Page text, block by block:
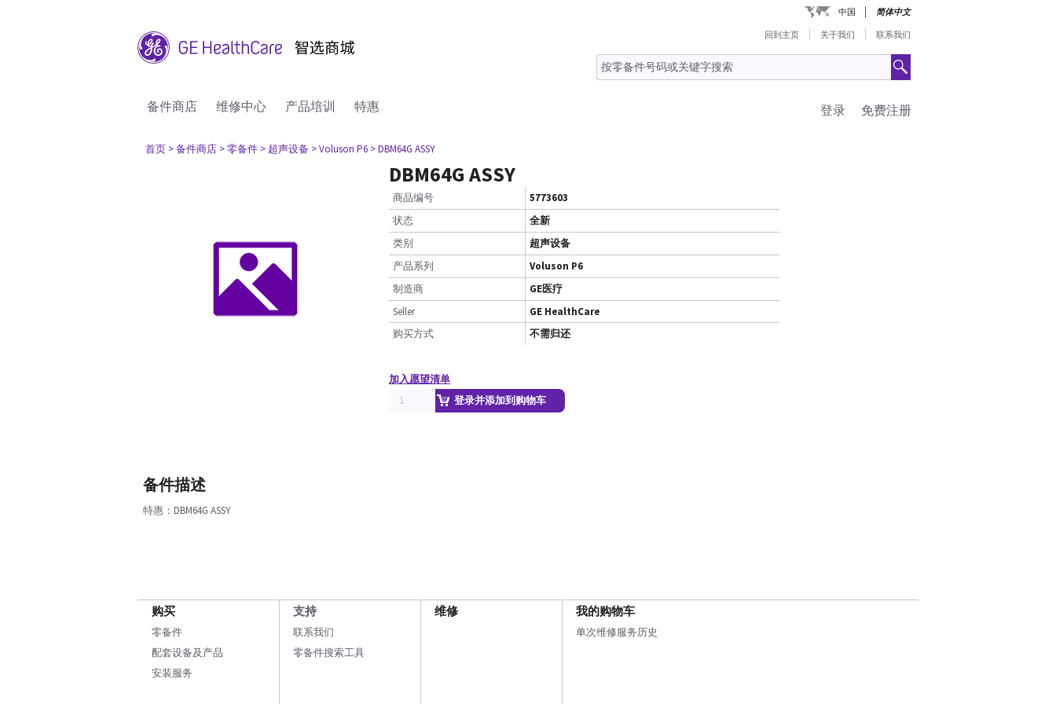
中国 简体中文
回到主页 关于我们 联系我们
备件商店 维修中心 产品培训 特惠 免费注册
登录
首页 > 备件商店 > 零备件 > 超声设备 > Voluson P6 > DBM64G ASSY
DBM64G ASSY
商品编号
5773603
状态
全新
类别
超声设备
产品系列
Voluson P6
制造商
GE医疗
Seller
GE HealthCare
购买方式
不需归还
加入愿望清单
登录并添加到购物车
备件描述
特惠：DBM64G ASSY
购买
零备件
配套设备及产品
安装服务
支持
联系我们
零备件搜索工具
维修 我的购物车
单次维修服务历史